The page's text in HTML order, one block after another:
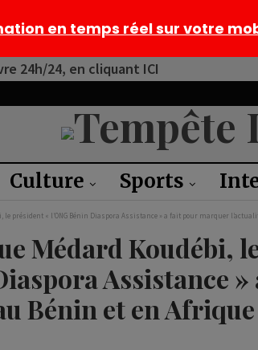
24h/24, en cliquant ICI
Culture Sports
le président « l’ONG Bénin Diaspora Assistance » a fait pour marquer
Médard Koudébi,
Assistance
Bénin et en
en temps réel sur votre